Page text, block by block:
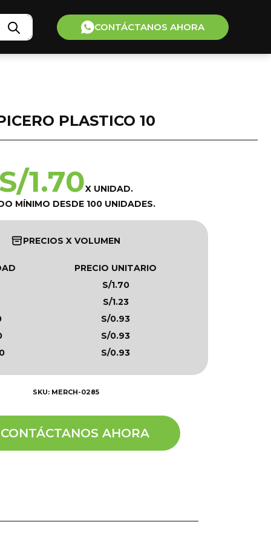
CONTÁCTANOS AHORA
PLASTICO 10
1.70X UNIDAD.
MÍNIMO DESDE 100 UNIDADES.
PRECIOS X VOLUMEN
PRECIO UNITARIO
S/1.70
S/1.23
S/0.93
S/0.93
S/0.93
SKU: MERCH-0285
CONTÁCTANOS AHORA